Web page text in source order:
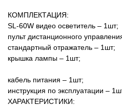
КОМПЛЕКТАЦИЯ:
SL-60W видео осветитель – 1шт;
пульт дистанционного
стандартный отражатель – 1шт;
крышка
кабель питания – 1шт;
инструкция по эксплуатации –
ХАРАКТЕРИСТИКИ: